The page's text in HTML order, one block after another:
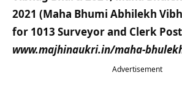
2021 (Maha Bhumi Abhilekh
for 1013 Surveyor and Clerk
www.majhinaukri.in/maha-
Advertisement